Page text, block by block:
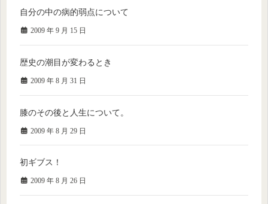
自分の中の病的弱点について
2009 年 9 月 15 日
歴史の潮目が変わるとき
2009 年 8 月 31 日
膝のその後と人生について。
2009 年 8 月 29 日
初ギブス！
2009 年 8 月 26 日